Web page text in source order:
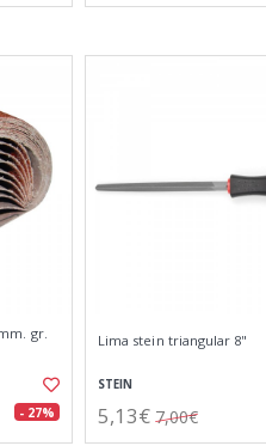
gr.
- 27%
Lima stein triangular 8"
STEIN
5,13€ 7,00€